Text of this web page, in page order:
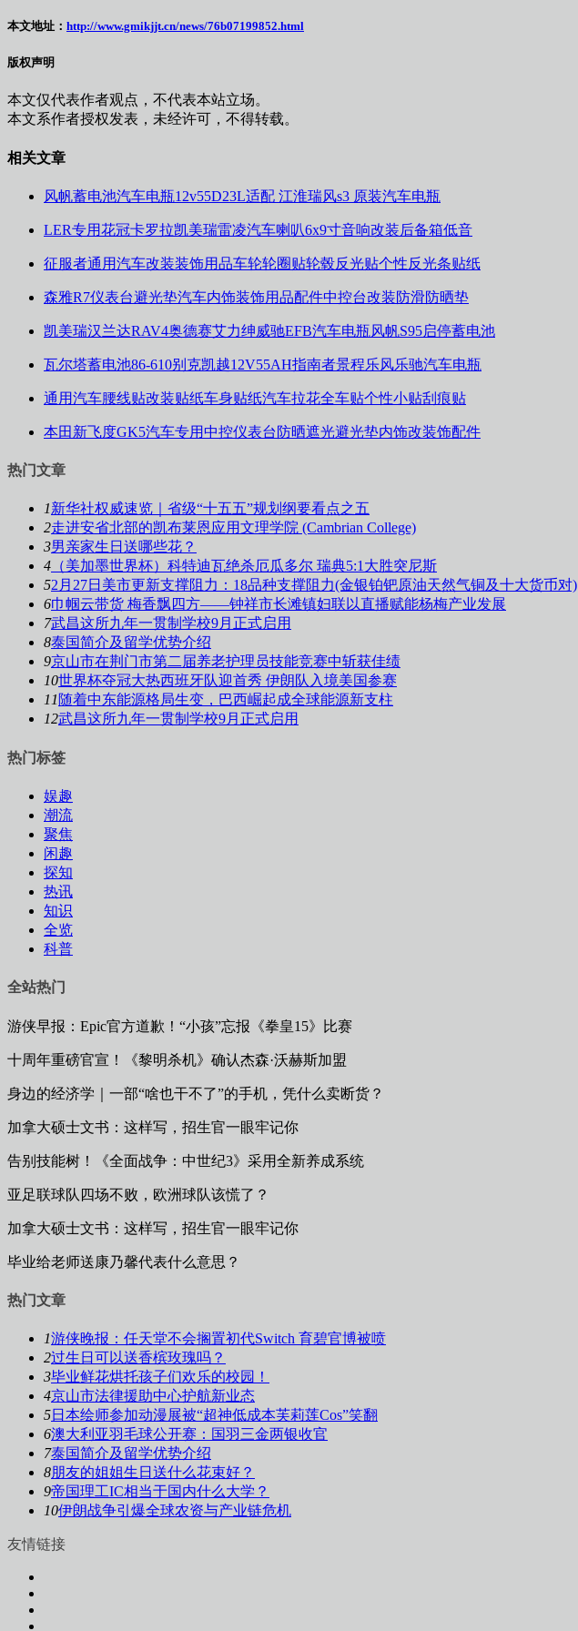
本文地址： http://www.gmikjjt.cn/news/76b07199852.html
版权声明
本文仅代表作者观点，不代表本站立场。
本文系作者授权发表，未经许可，不得转载。
相关文章
风帆蓄电池汽车电瓶12v55D23L适配 江淮瑞风s3 原装汽车电瓶
LER专用花冠卡罗拉凯美瑞雷凌汽车喇叭6x9寸音响改装后备箱低音
征服者通用汽车改装装饰用品车轮轮圈贴轮毂反光贴个性反光条贴纸
森雅R7仪表台避光垫汽车内饰装饰用品配件中控台改装防滑防晒垫
凯美瑞汉兰达RAV4奥德赛艾力绅威驰EFB汽车电瓶风帆S95启停蓄电池
瓦尔塔蓄电池86-610别克凯越12V55AH指南者景程乐风乐驰汽车电瓶
通用汽车腰线贴改装贴纸车身贴纸汽车拉花全车贴个性小贴刮痕贴
本田新飞度GK5汽车专用中控仪表台防晒遮光避光垫内饰改装饰配件
热门文章
1新华社权威速览｜省级“十五五”规划纲要看点之五
2走进安省北部的凯布莱恩应用文理学院 (Cambrian College)
3男亲家生日送哪些花？
4 （美加墨世界杯）科特迪瓦绝杀厄瓜多尔 瑞典5:1大胜突尼斯
52月27日美市更新支撑阻力：18品种支撑阻力(金银铂钯原油天然气铜及十大货币对)
6巾帼云带货 梅香飘四方——钟祥市长滩镇妇联以直播赋能杨梅产业发展
7武昌这所九年一贯制学校9月正式启用
8泰国简介及留学优势介绍
9京山市在荆门市第二届养老护理员技能竞赛中斩获佳绩
10世界杯夺冠大热西班牙队迎首秀 伊朗队入境美国参赛
11 随着中东能源格局生变，巴西崛起成全球能源新支柱
12武昌这所九年一贯制学校9月正式启用
热门标签
娱趣
潮流
聚焦
闲趣
探知
热讯
知识
全览
科普
全站热门
游侠早报：Epic官方道歉！“小孩”忘报《拳皇15》比赛
十周年重磅官宣！《黎明杀机》确认杰森·沃赫斯加盟
身边的经济学｜一部“啥也干不了”的手机，凭什么卖断货？
加拿大硕士文书：这样写，招生官一眼牢记你
告别技能树！《全面战争：中世纪3》采用全新养成系统
亚足联球队四场不败，欧洲球队该慌了？
加拿大硕士文书：这样写，招生官一眼牢记你
毕业给老师送康乃馨代表什么意思？
热门文章
1游侠晚报：任天堂不会搁置初代Switch 育碧官博被喷
2过生日可以送香槟玫瑰吗？
3毕业鲜花烘托孩子们欢乐的校园！
4京山市法律援助中心护航新业态
5日本绘师参加动漫展被“超神低成本芙莉莲Cos”笑翻
6澳大利亚羽毛球公开赛：国羽三金两银收官
7泰国简介及留学优势介绍
8朋友的姐姐生日送什么花束好？
9帝国理工IC相当于国内什么大学？
10伊朗战争引爆全球农资与产业链危机
友情链接